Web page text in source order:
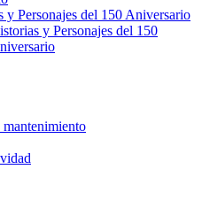
y Personajes del 150 Aniversario
y Personajes del 150